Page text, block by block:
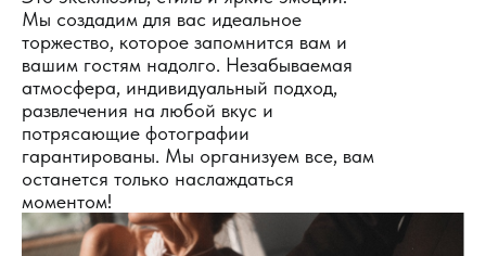
Мы создадим для вас идеальное
торжество, которое запомнится вам и
вашим гостям надолго. Незабываемая
атмосфера, индивидуальный подход,
развлечения на любой вкус и
потрясающие фотографии
гарантированы. Мы организуем все, вам
останется только наслаждаться
моментом!